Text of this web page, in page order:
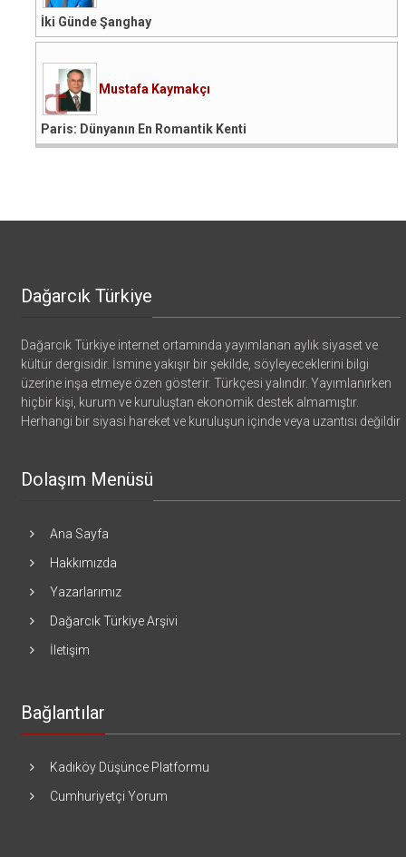
İki Günde Şanghay
Mustafa Kaymakçı
Paris: Dünyanın En Romantik Kenti
Dağarcık Türkiye
Dağarcık Türkiye internet ortamında yayımlanan aylık siyaset ve
kültür dergisidir. İsmine yakışır bir şekilde, söyleyeceklerini bilgi
üzerine inşa etmeye özen gösterir. Türkçesi yalındır. Yayımlanırken
hiçbir kişi, kurum ve kuruluştan ekonomik destek almamıştır.
Herhangi bir siyasi hareket ve kuruluşun içinde veya uzantısı değildir
Dolaşım Menüsü
Ana Sayfa
Hakkımızda
Yazarlarımız
Dağarcık Türkiye Arşivi
İletişim
Bağlantılar
Kadıköy Düşünce Platformu
Cumhuriyetçi Yorum